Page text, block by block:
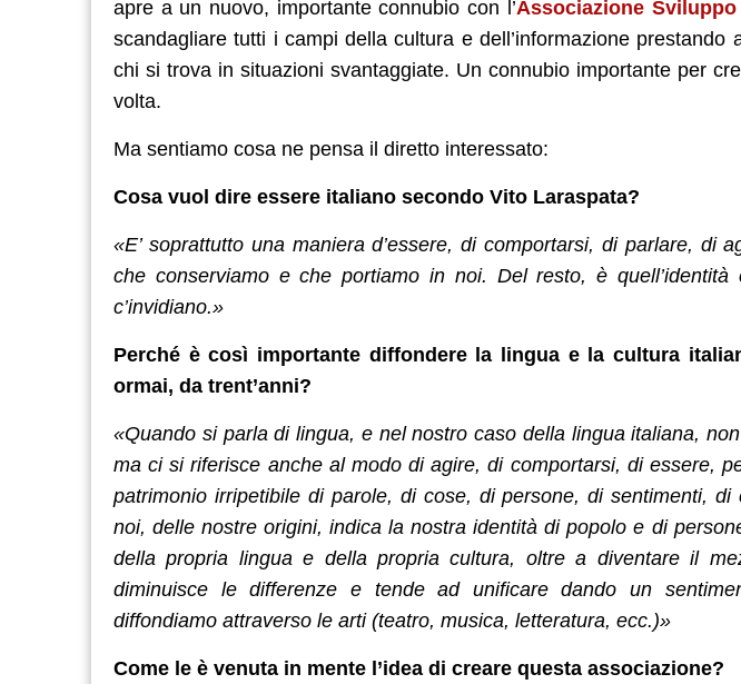
apre a un nuovo, importante connubio con l’Associazione
scandagliare tutti i campi della cultura e dell’informazione prestando
chi si trova in situazioni svantaggiate. Un connubio importante per
volta.
Ma sentiamo cosa ne pensa il diretto interessato:
Cosa vuol dire essere italiano secondo Vito Laraspata?
«E’ soprattutto una maniera d’essere, di comportarsi, di parlare, di
che conserviamo e che portiamo in noi. Del resto, è
c’invidiano.»
Perché è così importante diffondere la lingua e la cultura
ormai, da trent’anni?
«Quando si parla di lingua, e nel nostro caso della lingua italiana,
ma ci si riferisce anche al modo di agire, di comportarsi, di essere,
patrimonio irripetibile di parole, di cose, di persone, di sentimenti,
noi, delle nostre origini, indica la nostra identità di popolo e di
della propria lingua e della propria cultura, oltre a diventare il
diminuisce le differenze e tende ad unificare dando un
diffondiamo attraverso le arti (teatro, musica, letteratura, ecc.)»
Come le è venuta in mente l’idea di creare questa associazione?